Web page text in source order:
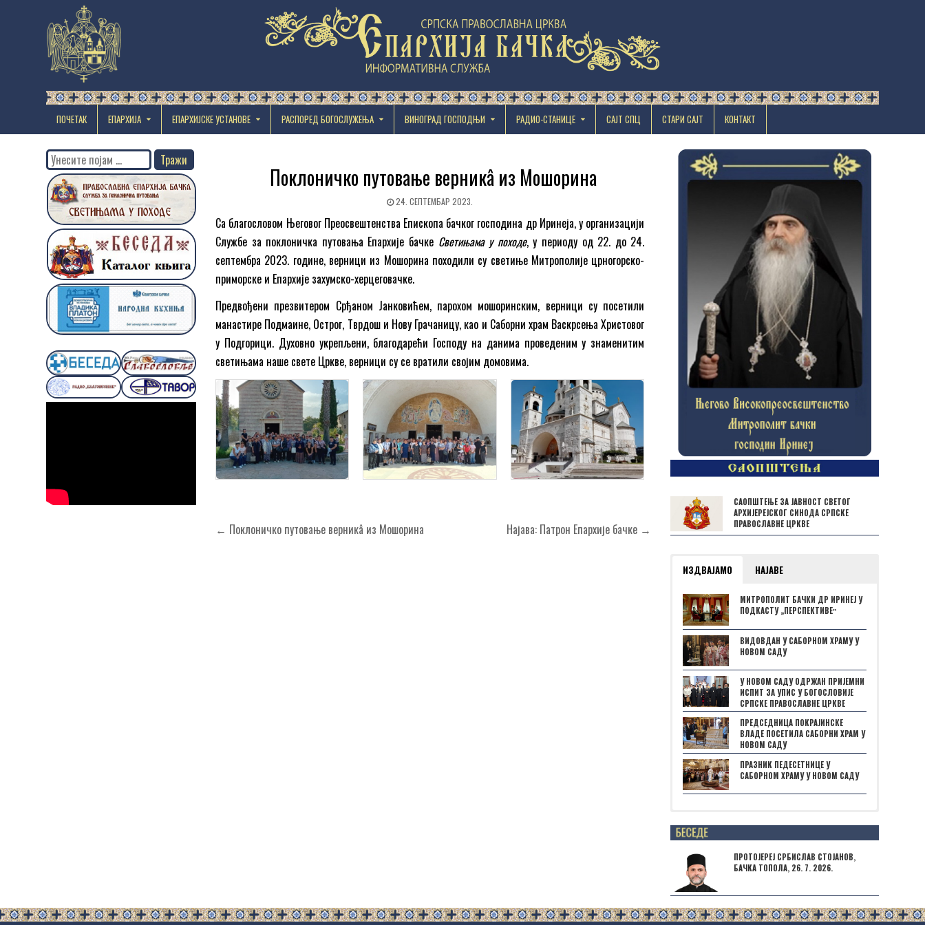
ПОЧЕТАК ЕПАРХИЈА EПАРХИЈСКЕ УСТАНОВЕ РАСПОРЕД БОГОСЛУЖЕЊА ВИНОГРАД ГОСПОДЊИ РАДИО-СТАНИЦЕ САЈТ СПЦ СТАРИ САЈТ КОНТАКТ
Поклоничко путовање верникâ из Мошорина
24. СЕПТЕМБАР 2023.
Са благословом Његовог Преосвештенства Епископа бачког господина др Иринеја, у организацији
Службе за поклоничка путовања Епархије бачке Светињама у походе, у периоду од 22. до 24.
септембра 2023. године, верници из Мошорина походили су светиње Митрополије црногорско-
приморске и Епархије захумско-херцеговачке.
Предвођени презвитером Срђаном Јанковићем, парохом мошоринским, верници су посетили
манастире Подмаине, Острог, Тврдош и Нову Грачаницу, као и Саборни храм Васкрсења Христовог
у Подгорици. Духовно укрепљени, благодарећи Господу на данима проведеним у знаменитим
светињама наше свете Цркве, верници су се вратили својим домовима.
Кретање
← Поклоничко путовање верникâ из Мошорина Најава: Патрон Епархије бачке →
Search
for:
САОПШТЕЊЕ ЗА ЈАВНОСТ СВЕТОГ
АРХИЈЕРЕЈСКОГ СИНОДА СРПСКЕ
ПРАВОСЛАВНЕ ЦРКВЕ
ИЗДВАЈАМО НАЈАВЕ
МИТРОПОЛИТ БАЧКИ ДР ИРИНЕЈ У
ПОДКАСТУ „ПЕРСПЕКТИВЕˮ
ВИДОВДАН У САБОРНОМ ХРАМУ У
НОВОМ САДУ
У НОВОМ САДУ ОДРЖАН ПРИЈЕМНИ
ИСПИТ ЗА УПИС У БОГОСЛОВИЈЕ
СРПСКЕ ПРАВОСЛАВНЕ ЦРКВЕ
ПРЕДСЕДНИЦА ПОКРАЈИНСКЕ
ВЛАДЕ ПОСЕТИЛА САБОРНИ ХРАМ У
НОВОМ САДУ
ПРАЗНИК ПЕДЕСЕТНИЦЕ У
САБОРНОМ ХРАМУ У НОВОМ САДУ
Posts not found
ПРОТОЈЕРЕЈ СРБИСЛАВ СТОЈАНОВ,
БАЧКА ТОПОЛА, 26. 7. 2026.